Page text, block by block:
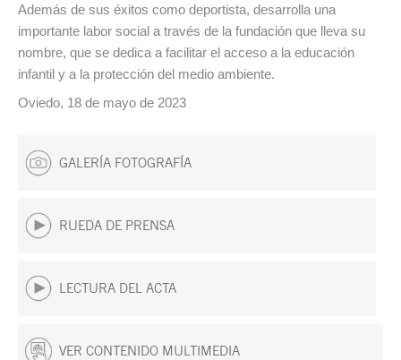
Además de sus éxitos como deportista, desarrolla una
importante labor social a través de la fundación que lleva su
nombre, que se dedica a facilitar el acceso a la educación
infantil y a la protección del medio ambiente.
Oviedo, 18 de mayo de 2023
GALERÍA FOTOGRAFÍA
RUEDA DE PRENSA
LECTURA DEL ACTA
VER CONTENIDO MULTIMEDIA